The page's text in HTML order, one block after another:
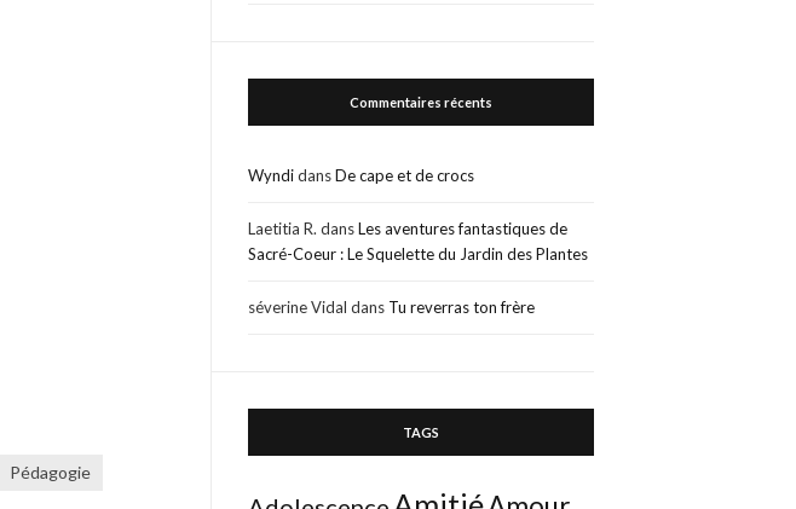
Pédagogie
Commentaires récents
WyndidansDe cape et de crocs
Laetitia R. dansLes aventures fantastiques de
Sacré-Coeur : Le Squelette du Jardin des Plantes
séverine Vidal dans Tu reverras ton frère
TAGS